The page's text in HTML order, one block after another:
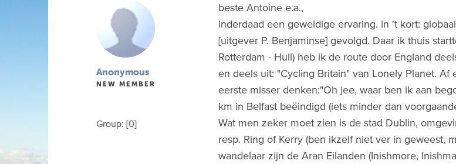
Anonymous
NEW MEMBER
Group: [0]
beste Antoine e.a.,
inderdaad een geweldige ervaring. in 't kort:
[uitgever P. Benjaminse] gevolgd. Daar ik thuis
Rotterdam - Hull) heb ik de route door England
en deels uit: "Cycling Britain" van Lonely Planet.
eerste misser denken:"Oh jee, waar ben ik aan
km in Belfast beëindigd (iets minder dan
Wat men zeker moet zien is de stad Dublin,
resp. Ring of Kerry (ben ikzelf niet ver in geweest,
wandelaar zijn de Aran Eilanden (Inishmore,